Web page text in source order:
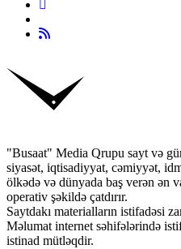
"Busaat" Media Qrupu sayt və
siyasət, iqtisadiyyat, cəmiyyət,
ölkədə və dünyada baş verən ən
operativ şəkildə çatdırır.
Saytdakı materialların istifadəsi
Məlumat internet səhifələrində
istinad mütləqdir.